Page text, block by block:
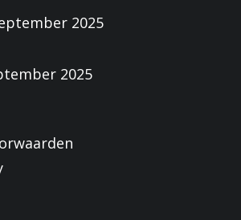
2025
2025